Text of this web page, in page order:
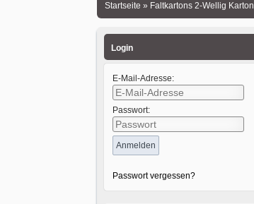
Startseite » Faltkartons 2-Wellig Karton
Login
E-Mail-Adresse:
Passwort:
Passwort vergessen?